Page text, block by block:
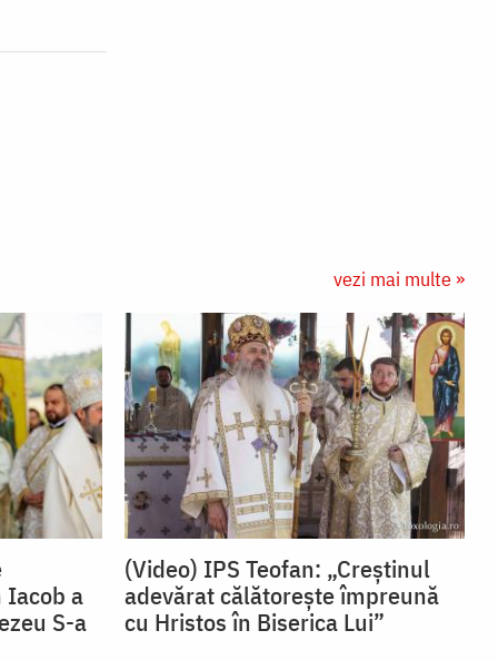
vezi mai multe »
Iacob a
S-a
(Video) IPS Teofan: „Creștinul
adevărat călătorește împreună
cu Hristos în Biserica Lui”